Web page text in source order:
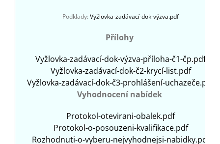
Podklady:Vyžlovka-zadávací-dok-výzva.pdf
Přílohy
Vyžlovka-zadávací-dok-výzva-příloha-č1-čp.pdf
Vyžlovka-zadávací-dok-č2-krycí-list.pdf
Vyžlovka-zadávací-dok-č3-prohlášení-uchazeče.pdf
Vyhodnocení nabídek
Protokol-otevirani-obalek.pdf
Protokol-o-posouzeni-kvalifikace.pdf
Rozhodnuti-o-vyberu-nejvyhodnejsi-nabidky.pdf